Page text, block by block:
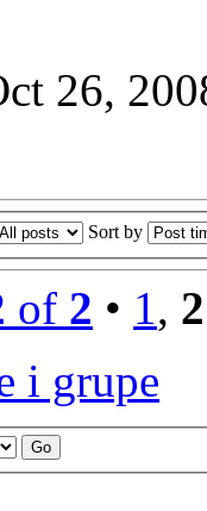
26,
Sort by
of 2 • 1, 2
i grupe